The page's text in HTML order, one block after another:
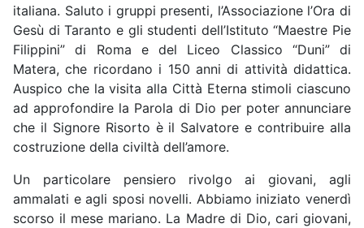
italiana. Saluto i gruppi presenti, l’Associazione l’Ora di
Gesù di Taranto e gli studenti dell’Istituto “Maestre Pie
Filippini” di Roma e del Liceo Classico “Duni” di
Matera, che ricordano i 150 anni di attività didattica.
Auspico che la visita alla Città Eterna stimoli ciascuno
ad approfondire la Parola di Dio per poter annunciare
che il Signore Risorto è il Salvatore e contribuire alla
costruzione della civiltà dell’amore.
Un particolare pensiero rivolgo ai giovani, agli
ammalati e agli sposi novelli. Abbiamo iniziato venerdì
scorso il mese mariano. La Madre di Dio, cari giovani,